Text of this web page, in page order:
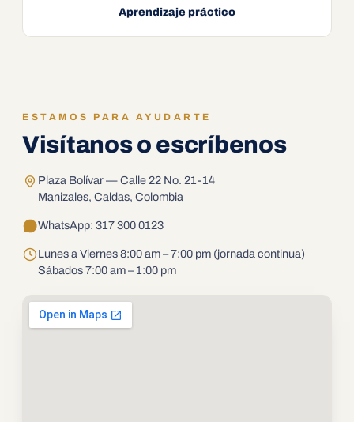
Aprendizaje práctico
ESTAMOS PARA AYUDARTE
Visítanos o escríbenos
Plaza Bolívar — Calle 22 No. 21-14
Manizales, Caldas, Colombia
WhatsApp: 317 300 0123
Lunes a Viernes 8:00 am – 7:00 pm (jornada continua)
Sábados 7:00 am – 1:00 pm